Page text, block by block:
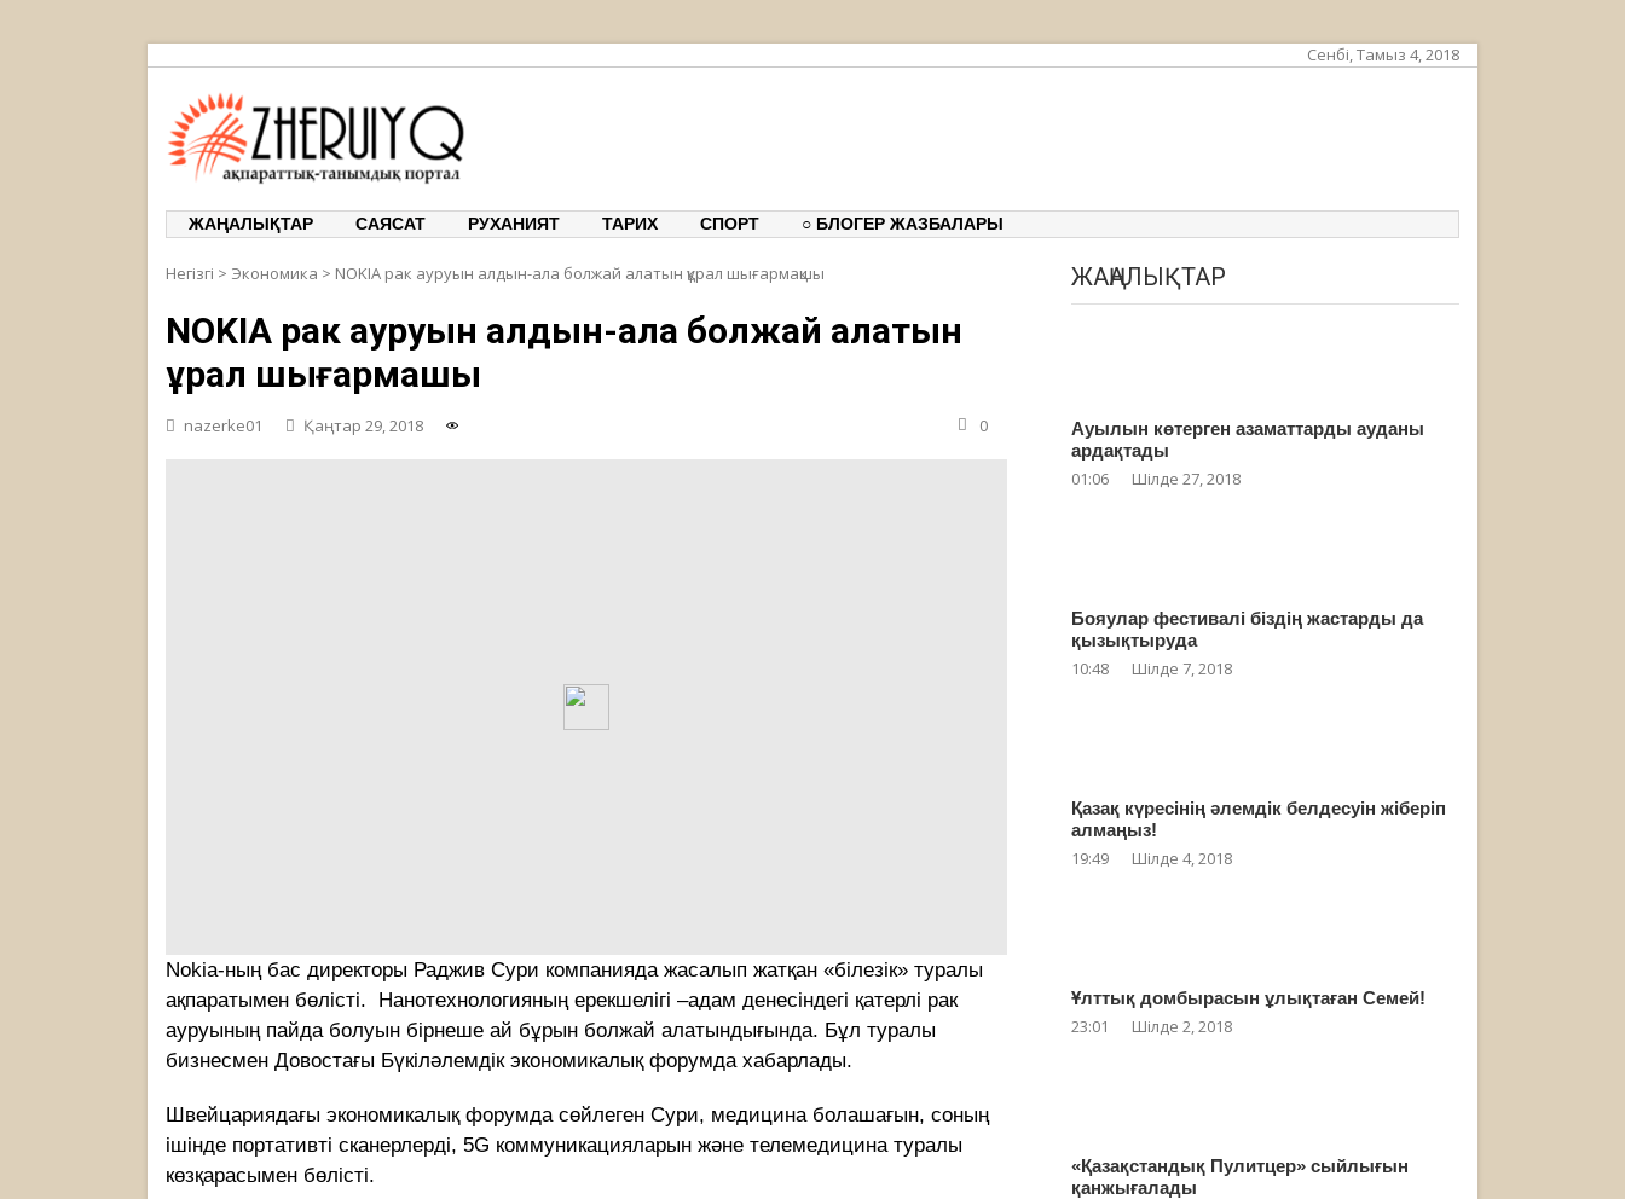
Сенбі, Тамыз 4, 2018
ЖАҢАЛЫҚТАР САЯСАТ РУХАНИЯТ ТАРИХ СПОРТ ○ БЛОГЕР ЖАЗБАЛАРЫ
Негізгі > Экономика > NOKIA рак ауруын алдын-ала болжай алатын құрал шығармақшы
NOKIA рак ауруын алдын-ала болжай алатын
құрал шығармақшы
nazerke01 Қаңтар 29, 2018 0
Nokia-ның бас директоры Раджив Сури компанияда жасалып жатқан «білезік» туралы
ақпаратымен бөлісті. Нанотехнологияның ерекшелігі –адам денесіндегі қатерлі рак
ауруының пайда болуын бірнеше ай бұрын болжай алатындығында. Бұл туралы
бизнесмен Довостағы Бүкіләлемдік экономикалық форумда хабарлады.
Швейцариядағы экономикалық форумда сөйлеген Сури, медицина болашағын, соның
ішінде портативті сканерлерді, 5G коммуникацияларын және телемедицина туралы
көзқарасымен бөлісті.
ЖАҢАЛЫҚТАР
Ауылын көтерген азаматтарды ауданы
ардақтады
01:06 Шілде 27, 2018
Бояулар фестивалі біздің жастарды да
қызықтыруда
10:48 Шілде 7, 2018
Қазақ күресінің әлемдік белдесуін жіберіп
алмаңыз!
19:49 Шілде 4, 2018
Ұлттық домбырасын ұлықтаған Семей!
23:01 Шілде 2, 2018
«Қазақстандық Пулитцер» сыйлығын
қанжығалады